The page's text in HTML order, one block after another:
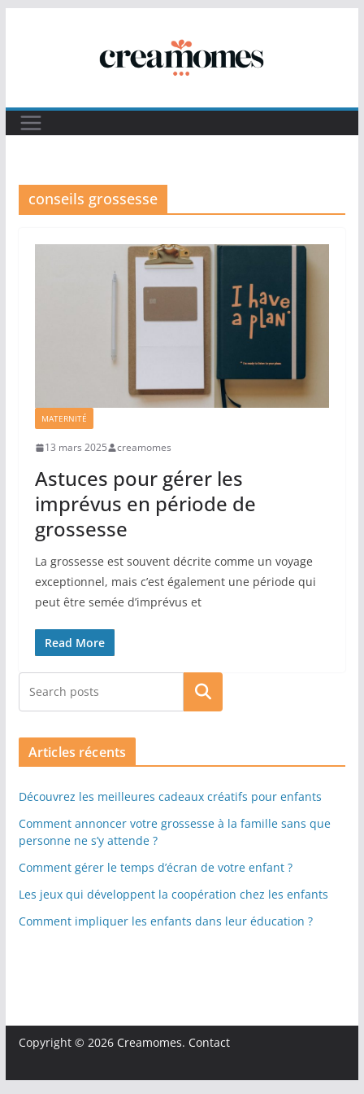
conseils grossesse
MATERNITÉ
13 mars 2025 creamomes
Astuces pour gérer les
imprévus en période de
grossesse
La grossesse est souvent décrite comme un voyage
exceptionnel, mais c’est également une période qui
peut être semée d’imprévus et
Read More
Rechercher
Articles récents
Découvrez les meilleures cadeaux créatifs pour enfants
Comment annoncer votre grossesse à la famille sans que
personne ne s’y attende ?
Comment gérer le temps d’écran de votre enfant ?
Les jeux qui développent la coopération chez les enfants
Comment impliquer les enfants dans leur éducation ?
Copyright © 2026 Creamomes. Contact